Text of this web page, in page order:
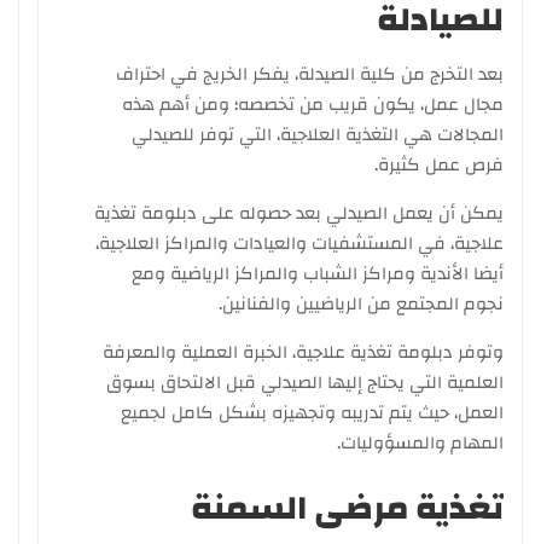
للصيادلة
بعد التخرج من كلية الصيدلة، يفكر الخريج في احتراف
مجال عمل، يكون قريب من تخصصه؛ ومن أهم هذه
المجالات هي التغذية العلاجية، التي توفر للصيدلي
فرص عمل كثيرة.
يمكن أن يعمل الصيدلي بعد حصوله على دبلومة تغذية
علاجية، في المستشفيات والعيادات والمراكز العلاجية،
أيضا الأندية ومراكز الشباب والمراكز الرياضية ومع
نجوم المجتمع من الرياضيين والفنانين.
وتوفر دبلومة تغذية علاجية، الخبرة العملية والمعرفة
العلمية التي يحتاج إليها الصيدلي قبل الالتحاق بسوق
العمل، حيث يتم تدريبه وتجهيزه بشكل كامل لجميع
المهام والمسؤوليات.
تغذية مرضى السمنة